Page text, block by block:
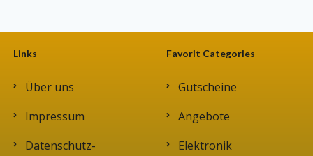
Links
Über uns
Impressum
Datenschutz-
Favorit Categories
Gutscheine
Angebote
Elektronik